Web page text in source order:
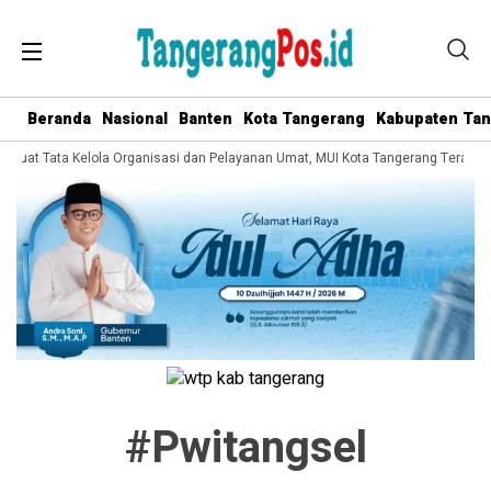
Beranda Nasional Banten Kota Tangerang Kabupaten
Tata Kelola Organisasi dan Pelayanan Umat, MUI Kota Tangerang
#pwitangsel